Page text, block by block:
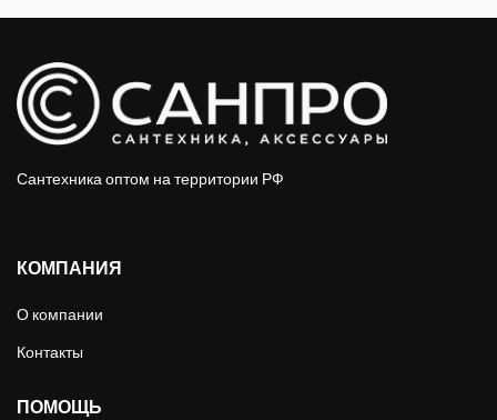
Сантехника оптом на территории РФ
КОМПАНИЯ
О компании
Контакты
ПОМОЩЬ